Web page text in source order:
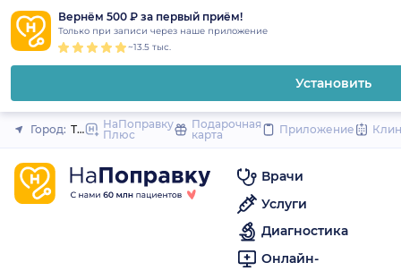
Вернём 500 ₽ за первый приём!
Только при записи через наше приложение
~13.5 тыс.
Установить
Закрыть
Город: Троицк (Челябинская область)
НаПоправку
Плюс
Подарочная
карта
Приложение
Врачи
Услуги
Диагностика
Онлайн-